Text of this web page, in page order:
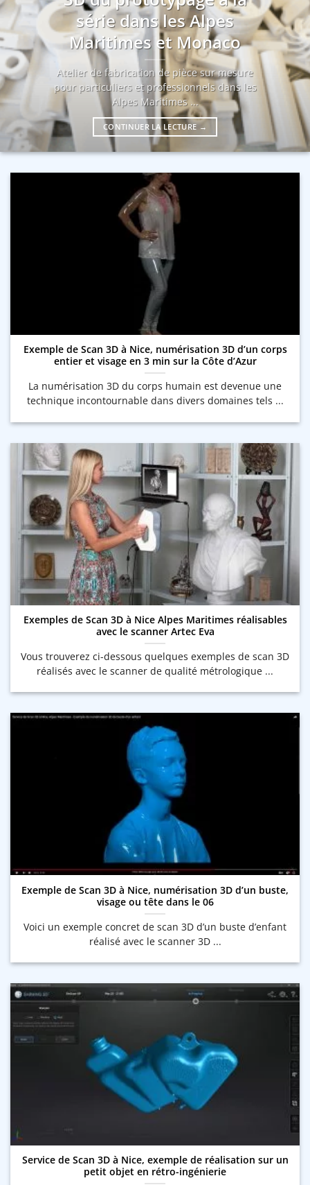
série dans les Alpes
Maritimes et Monaco
Atelier de fabrication de pièce sur mesure
pour particuliers et professionnels dans les
Alpes Maritimes ...
CONTINUER LA LECTURE →
Exemple de Scan 3D à Nice, numérisation 3D d’un corps
entier et visage en 3 min sur la Côte d’Azur
La numérisation 3D du corps humain est devenue une
technique incontournable dans divers domaines tels ...
Exemples de Scan 3D à Nice Alpes Maritimes réalisables
avec le scanner Artec Eva
Vous trouverez ci-dessous quelques exemples de scan 3D
réalisés avec le scanner de qualité métrologique ...
Exemple de Scan 3D à Nice, numérisation 3D d’un buste,
visage ou tête dans le 06
Voici un exemple concret de scan 3D d’un buste d’enfant
réalisé avec le scanner 3D ...
Service de Scan 3D à Nice, exemple de réalisation sur un
petit objet en rétro-ingénierie